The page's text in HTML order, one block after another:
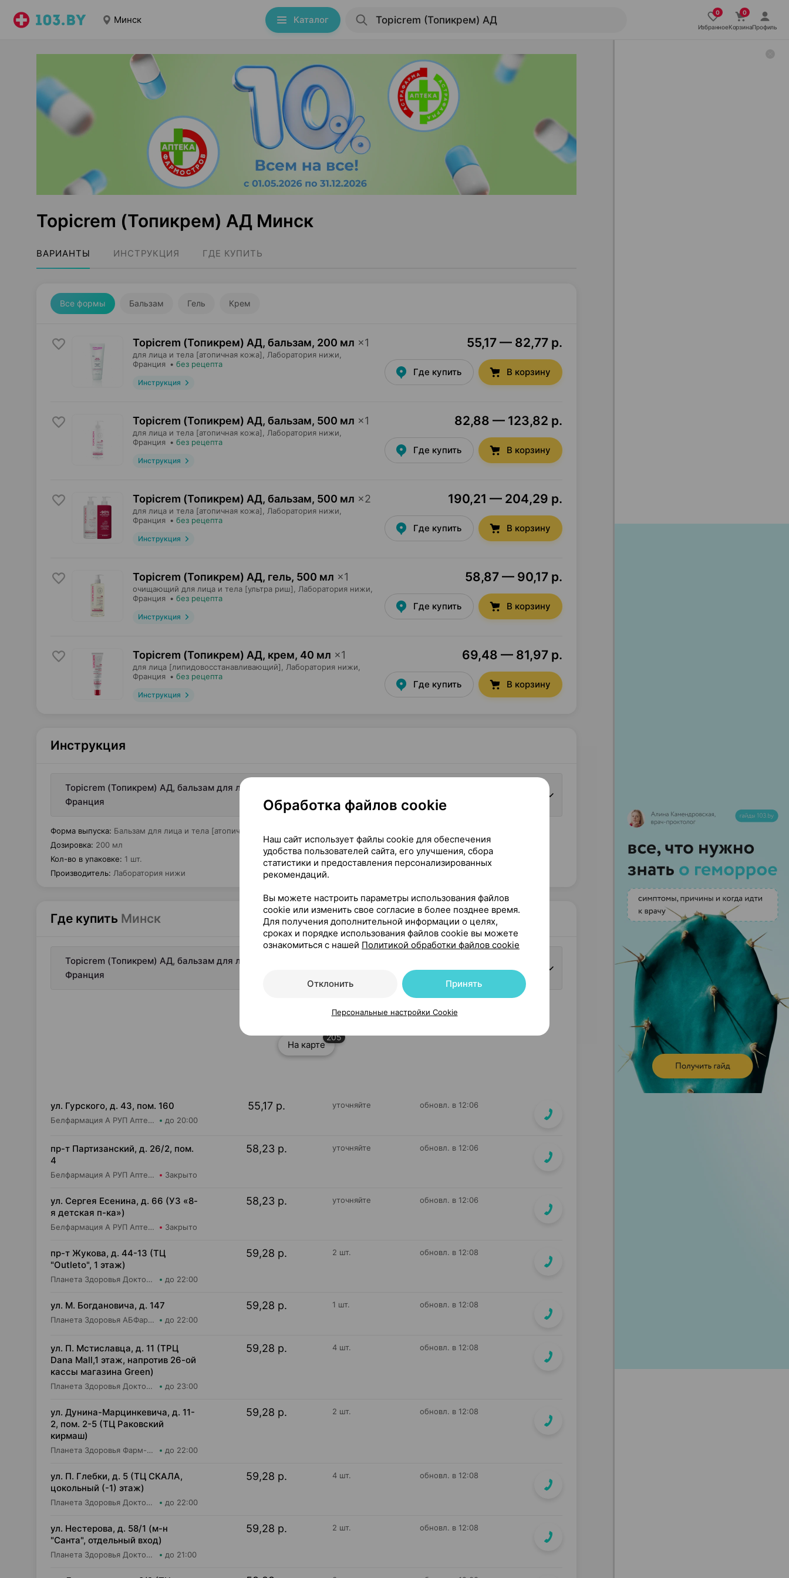
Минск Каталог
ИзбранноеКорзинаПрофиль
Topicrem (Топикрем) АД Минск
ВАРИАНТЫ ИНСТРУКЦИЯ ГДЕ КУПИТЬ
Все формы Бальзам Гель Крем
Topicrem (Топикрем) АД, бальзам, 200 мл ×1
для лица и тела [атопичная кожа], Лаборатория нижи
Франция • без рецепта
Инструкция
55,17 — 82,77 р.
Где купить В корзину
Topicrem (Топикрем) АД, бальзам, 500 мл ×1
для лица и тела [атопичная кожа], Лаборатория нижи
Франция • без рецепта
Инструкция
82,88 — 123,82 р.
Где купить В корзину
Topicrem (Топикрем) АД, бальзам, 500 мл ×2
для лица и тела [атопичная кожа], Лаборатория нижи
Франция • без рецепта
Инструкция
190,21 — 204,29 р.
Где купить В корзину
Topicrem (Топикрем) АД, гель, 500 мл ×1
очищающий для лица и тела [ультра риш], Лаборатория нижи
Франция • без рецепта
Инструкция
58,87 — 90,17 р.
Где купить В корзину
Topicrem (Топикрем) АД, крем, 40 мл ×1
для лица [липидовосстанавливающий], Лаборатория нижи
Франция • без рецепта
Инструкция
69,48 — 81,97 р.
Где купить В корзину
Инструкция
Topicrem (Топикрем) АД, бальзам для лица и тела [атопичная кожа], 200 мл ×1, Лаборатория нижи
Франция
Форма выпуска: Бальзам для лица и тела [атопичная кожа]
Дозировка: 200 мл
Кол-во в упаковке: 1 шт.
Производитель: Лаборатория нижи
Где купить Минск
Topicrem (Топикрем) АД, бальзам для лица и тела [атопичная кожа], 200 мл ×1, Лаборатория нижи
Франция
На карте
205
ул. Гурского, д. 43, пом. 160
Белфармация А РУП Аптека №11 до 20:00
55,17 р. уточняйте обновл. в 12:06
пр-т Партизанский, д. 26/2, пом.
4
Белфармация А РУП Аптека №21 Закрыто
58,23 р. уточняйте обновл. в 12:06
ул. Сергея Есенина, д. 66 (УЗ «8-
я детская п-ка»)
Белфармация А РУП Аптека №109 Закрыто
58,23 р. уточняйте обновл. в 12:06
пр-т Жукова, д. 44-13 (ТЦ
"Outleto", 1 этаж)
Планета Здоровья Доктор Время ООО Аптека №21 до 22:00
59,28 р. 2 шт. обновл. в 12:08
ул. М. Богдановича, д. 147
Планета Здоровья АБФармация ИООО Косметический магазин №4 до 22:00
59,28 р. 1 шт. обновл. в 12:08
ул. П. Мстиславца, д. 11 (ТРЦ
Dana Mall,1 этаж, напротив 26-ой
кассы магазина Green)
Планета Здоровья Доктор Таир ООО Аптека №26 до 23:00
59,28 р. 4 шт. обновл. в 12:08
ул. Дунина-Марцинкевича, д. 11-
2, пом. 2-5 (ТЦ Раковский
кирмаш)
Планета Здоровья Фарм-Продукт ОДО Аптека №24 до 22:00
59,28 р. 2 шт. обновл. в 12:08
ул. П. Глебки, д. 5 (ТЦ СКАЛА,
цокольный (-1) этаж)
Планета Здоровья Доктор Время ООО Аптека №50 до 22:00
59,28 р. 4 шт. обновл. в 12:08
ул. Нестерова, д. 58/1 (м-н
"Санта", отдельный вход)
Планета Здоровья Доктор Таир ООО Аптека №18 до 21:00
59,28 р. 2 шт. обновл. в 12:08
Обработка файлов cookie
Наш сайт использует файлы cookie для обеспечения
удобства пользователей сайта, его улучшения, сбора
статистики и предоставления персонализированных
рекомендаций.
Вы можете настроить параметры использования файлов
cookie или изменить свое согласие в более позднее время.
Для получения дополнительной информации о целях,
сроках и порядке использования файлов cookie вы можете
ознакомиться с нашей Политикой обработки файлов cookie
Отклонить Принять
Персональные настройки Cookie